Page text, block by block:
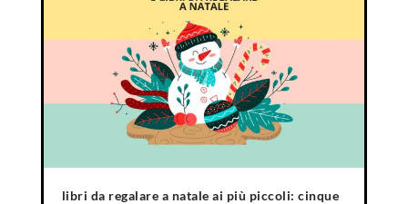
libri da regalare a natale ai più piccoli: cinque